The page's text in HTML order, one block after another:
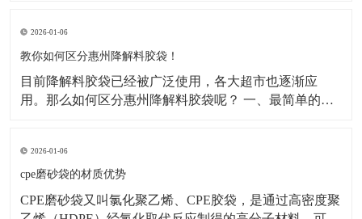
料低，这意味着使用它们能够减少对环境和资源的负
担。2.它能有效保护环境，减少传统普通塑料袋无法分解
造
2026-01-06
教你如何区分惠州降解料胶袋！
目前降解料胶袋已经被广泛使用，各大超市也逐渐应
用。那么如何区分惠州降解料胶袋呢？ 一、最简单的方
MD”。不可降解塑料袋，原料为PE等材料，包括“PE-
HD”。 二、看
2026-01-06
cpe磨砂袋的材质优势
CPE磨砂袋又叫氯化聚乙烯、CPE胶袋，是通过高密度聚